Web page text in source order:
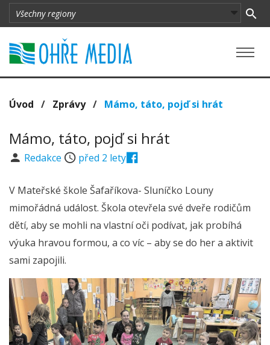
Úvod / Zprávy/ Mámo, táto, pojď si hrát
Mámo, táto, pojď si hrát
Redakce před 2 lety
V Mateřské škole Šafaříkova- Sluníčko Louny
mimořádná událost. Škola otevřela své dveře rodičům
dětí, aby se mohli na vlastní oči podívat, jak probíhá
výuka hravou formou, a co víc – aby se do her a aktivit
sami zapojili.